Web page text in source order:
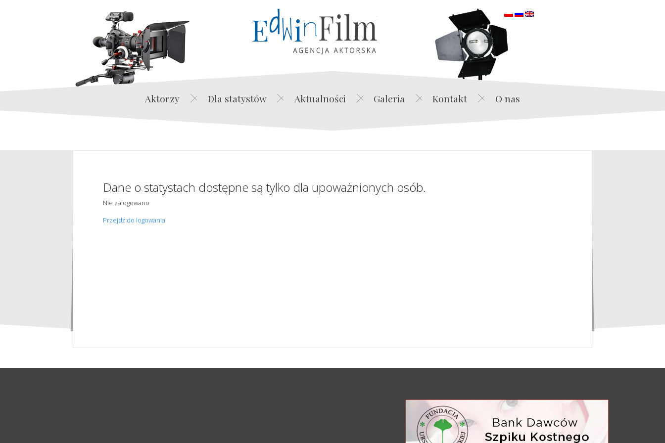
Edwin Film Agencja Aktorska
Aktorzy Dla statystów Aktualności Galeria Kontakt O nas
Dane o statystach dostępne są tylko dla upoważnionych osób.
Nie zalogowano
Przejdź do logowania